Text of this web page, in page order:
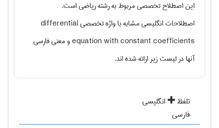
این اصطلاح تخصصی مربوط به رشتهرياضیاست.
اصطلاحات انگلیسی مشابه با واژه تخصصیdifferential
equation with constant coefficientsو معنی فارسی
آنها در لیست زیر ارائه شده اند.
تلفظ
انگلیسی
فارسی